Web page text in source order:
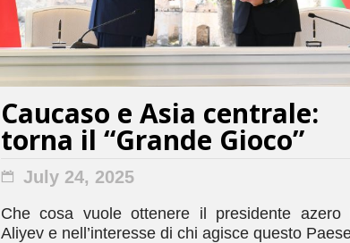
Caucaso e Asia centrale:
torna il “Grande Gioco”
July 24, 2025
Che cosa vuole ottenere il presidente azero
Aliyev e nell’interesse di chi agisce questo